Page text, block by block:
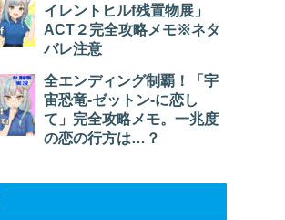
イレントヒルf残置物展」
ACT２完全攻略メモ※ネタ
バレ注意
全エンディング制覇！「宇
宙恐竜-ゼットン-に恋し
て」完全攻略メモ。一兆度
の恋の行方は…？